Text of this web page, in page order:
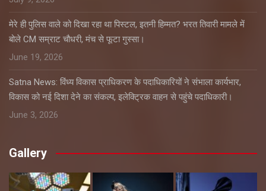
मेरे ही पुलिस वाले को दिखा रहा था पिस्टल, इतनी हिम्मत? भरत तिवारी मामले में
बोले CM सम्राट चौधरी, मंच से फूटा गुस्सा।
June 19, 2026
Satna News: विंध्य विकास प्राधिकरण के पदाधिकारियों ने संभाला कार्यभार,
विकास को नई दिशा देने का संकल्प, इलेक्ट्रिक वाहन से पहुंचे पदाधिकारी।
June 3, 2026
Gallery